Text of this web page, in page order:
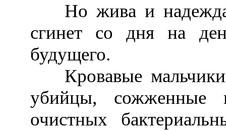
Но жива и надежда,
сгинет со дня на
будущего.
Кровавые мальчики
убийцы, сожженные
очистных